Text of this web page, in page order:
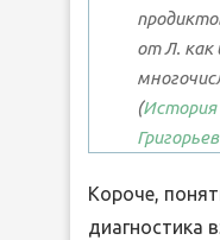
от Л. как
(История
Короче,
диагностика